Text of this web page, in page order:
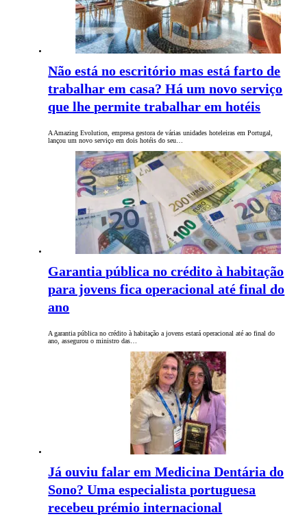
Não está no escritório mas está farto de
trabalhar em casa? Há um novo serviço
que lhe permite trabalhar em hotéis
A Amazing Evolution, empresa gestora de várias unidades hoteleiras em Portugal,
lançou um novo serviço em dois hotéis do seu…
Garantia pública no crédito à habitação
para jovens fica operacional até final do
ano
A garantia pública no crédito à habitação a jovens estará operacional até ao final do
ano, assegurou o ministro das…
Já ouviu falar em Medicina Dentária do
Sono? Uma especialista portuguesa
recebeu prémio internacional